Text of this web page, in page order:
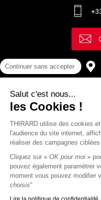
Continuer sans accepter
Salut c'est nous...
les Cookies !
THIRARD utilise des cookies
l'audience du site internet,
réaliser des campagnes
Cliquez sur « OK pour moi »
pouvez également paramétrer
moment vous pouvez modifier
choisis"